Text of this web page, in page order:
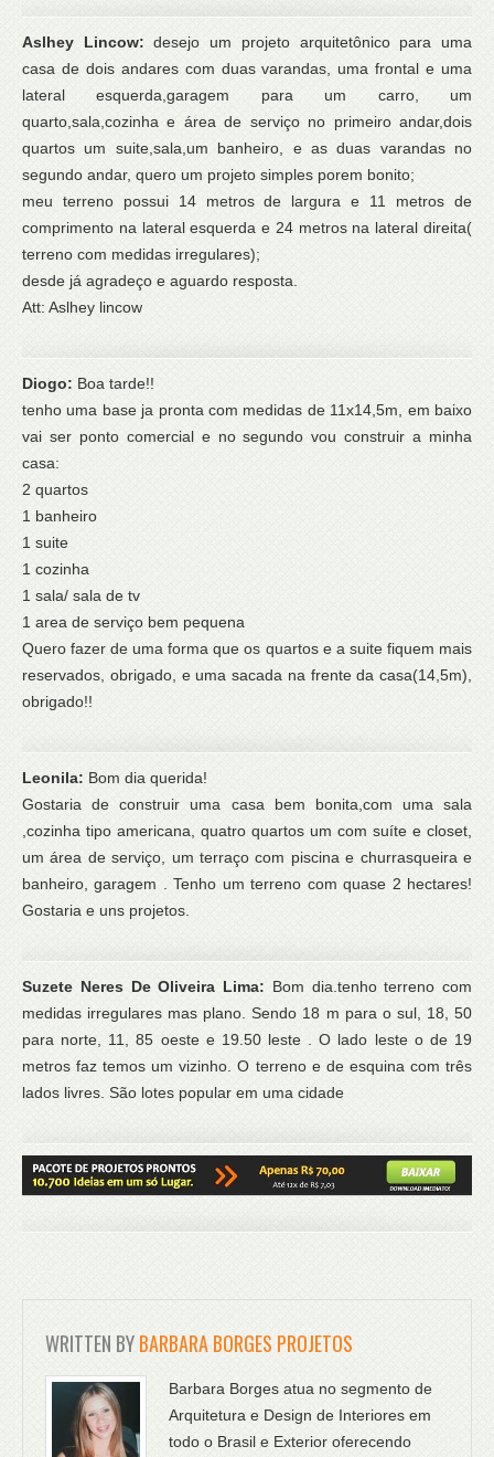
Aslhey Lincow:desejo um projeto arquitetônico para uma
casa de dois andares com duas varandas, uma frontal e uma
lateral esquerda,garagem para um carro, um
quarto,sala,cozinha e área de serviço no primeiro andar,dois
quartos um suite,sala,um banheiro, e as duas varandas no
segundo andar, quero um projeto simples porem bonito;
meu terreno possui 14 metros de largura e 11 metros de
comprimento na lateral esquerda e 24 metros na lateral direita(
terreno com medidas irregulares);
desde já agradeço e aguardo resposta.
Att: Aslhey lincow
Diogo: Boa tarde!!
tenho uma base ja pronta com medidas de 11x14,5m, em baixo
vai ser ponto comercial e no segundo vou construir a minha
casa:
2 quartos
1 banheiro
1 suite
1 cozinha
1 sala/ sala de tv
1 area de serviço bem pequena
Quero fazer de uma forma que os quartos e a suite fiquem mais
reservados, obrigado, e uma sacada na frente da casa(14,5m),
obrigado!!
Leonila: Bom dia querida!
Gostaria de construir uma casa bem bonita,com uma sala
,cozinha tipo americana, quatro quartos um com suíte e closet,
um área de serviço, um terraço com piscina e churrasqueira e
banheiro, garagem . Tenho um terreno com quase 2 hectares!
Gostaria e uns projetos.
Suzete Neres De Oliveira Lima: Bom dia.tenho terreno com
medidas irregulares mas plano. Sendo 18 m para o sul, 18, 50
para norte, 11, 85 oeste e 19.50 leste . O lado leste o de 19
metros faz temos um vizinho. O terreno e de esquina com três
lados livres. São lotes popular em uma cidade
WRITTEN BYBARBARA BORGES PROJETOS
Barbara Borges atua no segmento de
Arquitetura e Design de Interiores em
todo o Brasil e Exterior oferecendo